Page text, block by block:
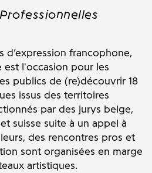
d’expression francophone,
est l'occasion pour les
publics de (re)découvrir 18
issus des territoires
par des jurys belge,
suisse suite à un appel à
des rencontres pros et
sont organisées en marge
artistiques.